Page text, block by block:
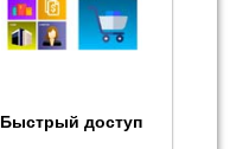
Быстрый доступ